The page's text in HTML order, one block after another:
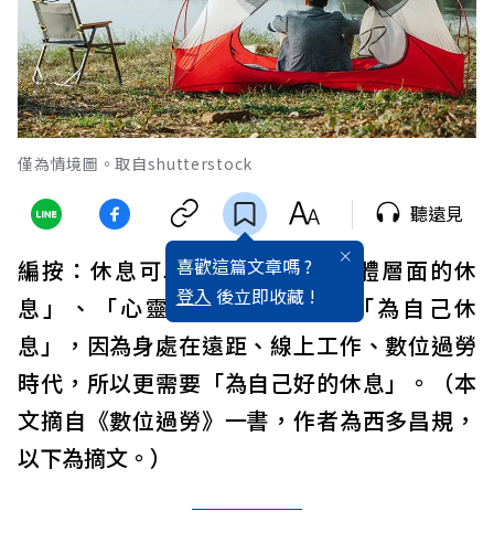
僅為情境圖。取自shutterstock
喜歡這篇文章嗎 ?
登入 後立即收藏 !
聽遠見
編按：休息可以分為三類：「身體層面的休
息」、「心靈層面的休息」、「為自己休
息」，因為身處在遠距、線上工作、數位過勞
時代，所以更需要「為自己好的休息」。（本
文摘自《數位過勞》一書，作者為西多昌規，
以下為摘文。）